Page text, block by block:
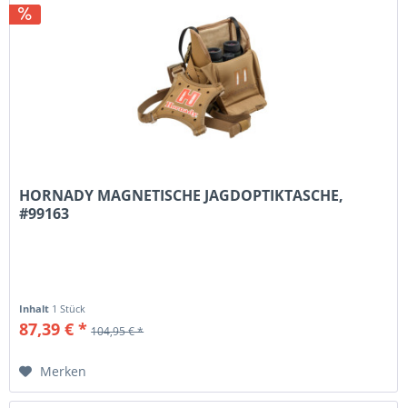
HORNADY MAGNETISCHE JAGDOPTIKTASCHE,
#99163
Inhalt 1 Stück
87,39 € * 104,95 € *
Merken